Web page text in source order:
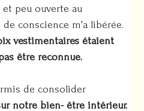
et peu ouverte au
conscience m'a libérée.
vestimentaires étaient
être reconnue.
de consolider
notre bien- être intérieur.